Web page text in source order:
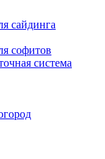
сайдинга
софитов
система